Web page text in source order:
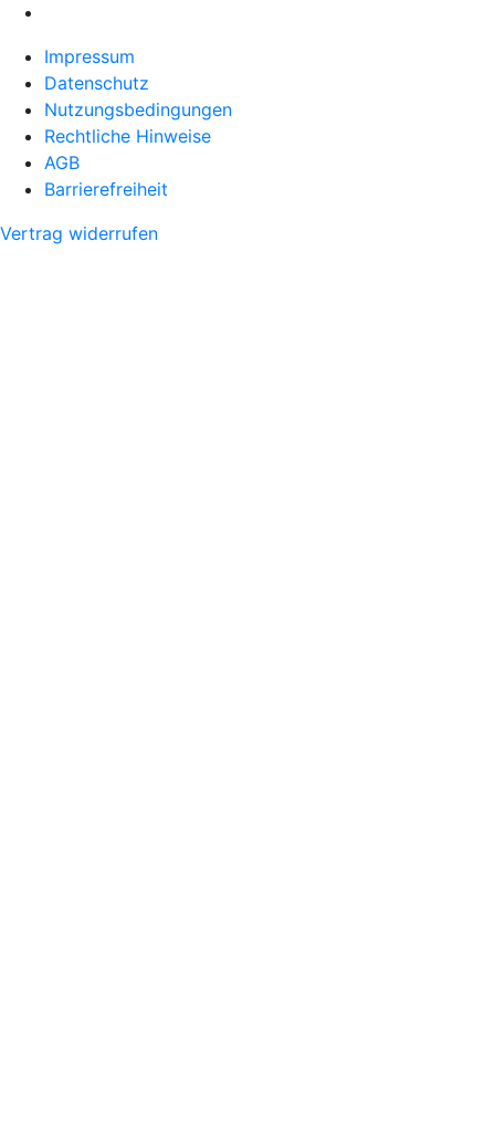
Impressum
Datenschutz
Nutzungsbedingungen
Rechtliche Hinweise
AGB
Barrierefreiheit
Vertrag widerrufen